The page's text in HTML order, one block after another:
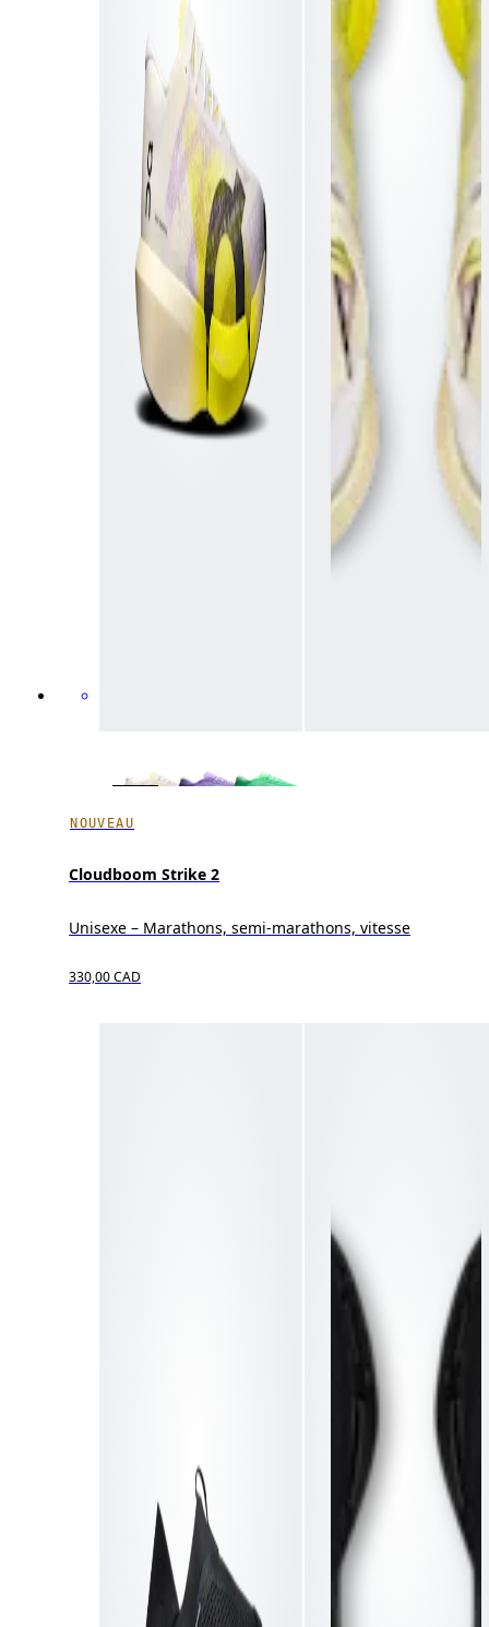
NOUVEAU
Cloudboom Strike 2
Unisexe – Marathons, semi-marathons, vitesse
330,00 CAD